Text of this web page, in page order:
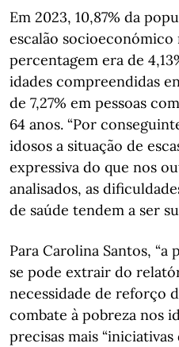
Em 2023, 10,87% da
escalão socioeconómico
percentagem era de
idades compreendidas
de 7,27% em pessoas
64 anos. “Por
idosos a situação de
expressiva do que nos
analisados, as
de saúde tendem a ser
Para Carolina Santos,
se pode extrair do
necessidade de reforço
combate à pobreza nos
precisas mais “iniciativas